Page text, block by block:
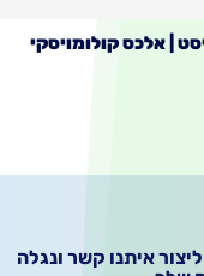
קשר ונגלה